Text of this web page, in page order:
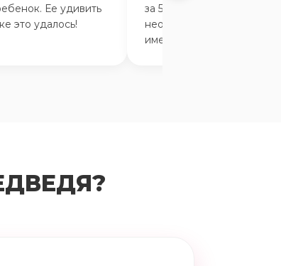
Ее удивить
это удалось!
за 5 минут. Очень
неожиданный сюрприз
именинника.